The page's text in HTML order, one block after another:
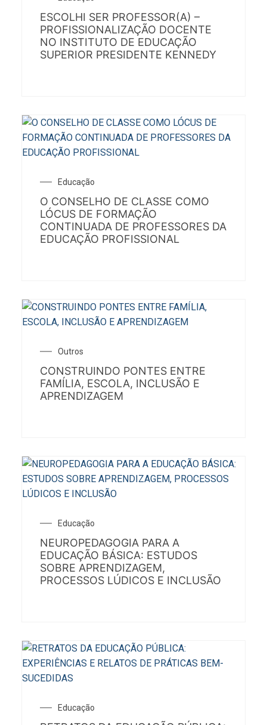
ESCOLHI SER PROFESSOR(A) –
PROFISSIONALIZAÇÃO DOCENTE
NO INSTITUTO DE EDUCAÇÃO
SUPERIOR PRESIDENTE KENNEDY
Educação
O CONSELHO DE CLASSE COMO
LÓCUS DE FORMAÇÃO
CONTINUADA DE PROFESSORES DA
EDUCAÇÃO PROFISSIONAL
Outros
CONSTRUINDO PONTES ENTRE
FAMÍLIA, ESCOLA, INCLUSÃO E
APRENDIZAGEM
Educação
NEUROPEDAGOGIA PARA A
EDUCAÇÃO BÁSICA: ESTUDOS
SOBRE APRENDIZAGEM,
PROCESSOS LÚDICOS E INCLUSÃO
Educação